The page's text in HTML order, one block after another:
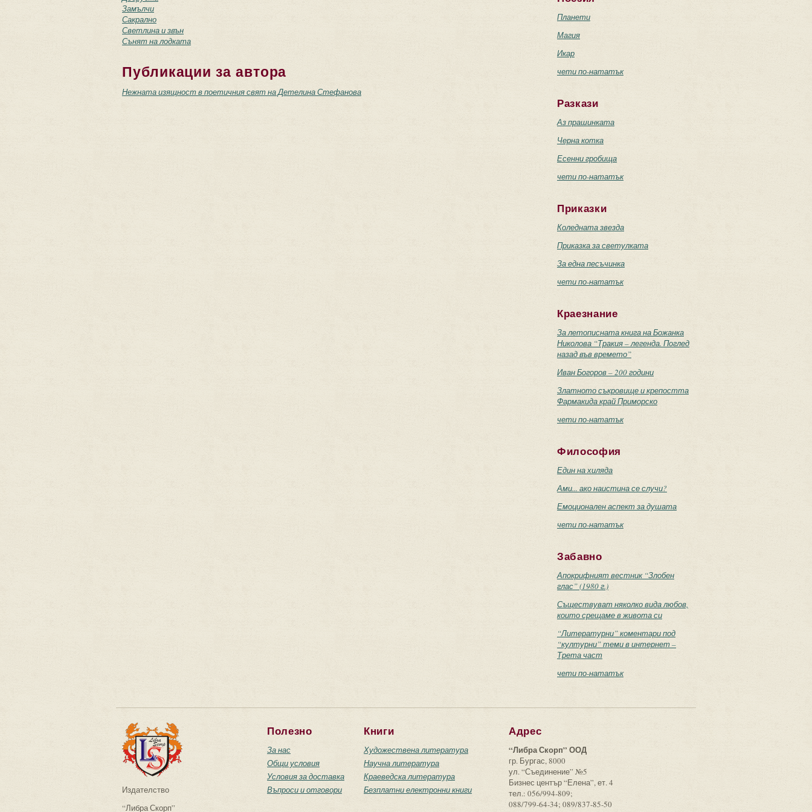
Замълчи
Сакрално
Светлина и звън
Сънят на лодката
Публикации за автора
Нежната изящност в поетичния свят на Детелина Стефанова
Планети
Магия
Икар
чети по-нататък
Разкази
Аз прашинката
Черна котка
Есенни гробища
чети по-нататък
Приказки
Коледната звезда
Приказка за светулката
За една песъчинка
чети по-нататък
Краезнание
За летописната книга на Божанка
Николова “Тракия – легенда. Поглед
назад във времето”
Иван Богоров – 200 години
Златното съкровище и крепостта
Фармакида край Приморско
чети по-нататък
Философия
Един на хиляда
Ами... ако наистина се случи?
Емоционален аспект за душата
чети по-нататък
Забавно
Апокрифният вестник “Злобен
глас” (1980 г.)
Съществуват няколко вида любов,
които срещаме в живота си
“Литературни” коментари под
“културни” теми в интернет –
Трета част
чети по-нататък
Издателство
“Либра Скорп”
Полезно
За нас
Общи условия
Условия за доставка
Въпроси и отговори
Книги
Художествена литература
Научна литература
Краеведска литература
Безплатни електронни книги
Адрес
“Либра Скорп” ООД
гр. Бургас, 8000
ул. “Съединение” №5
Бизнес център “Елена”, ет. 4
тел.: 056/994-809;
088/799-64-34; 089/837-85-50